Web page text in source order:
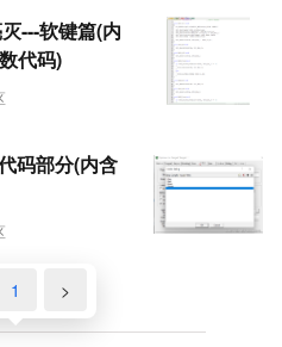
---软键篇(内
代码)
码部分(内含
1 >